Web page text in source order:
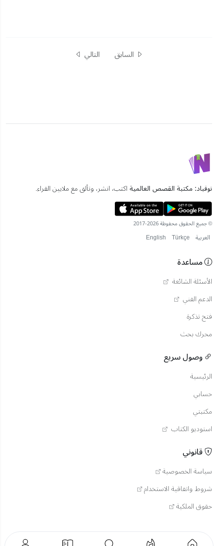
السابق التالي
نوفباد: مكتبة القصص العالمية اكتب، انشر، وتألق مع ملايين القراء.
© جميع الحقوق محفوظة 2026-2017
العربية English Türkçe
مساعدة
الأسئلة الشائعة
الدعم الفني
فتح تذكرة
محرك بحث
وصول سريع
الرئيسية
حسابي
مكتبتي
استوديو الكتاب
قانوني
سياسة الخصوصية
شروط واتفاقية الاستخدام
حقوق الملكية